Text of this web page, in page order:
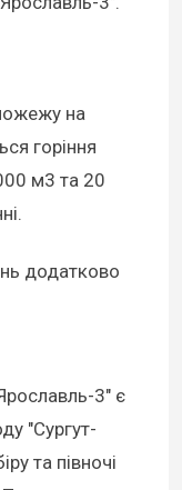
на
горіння
м3 та 20
додатково
3" є
"Сургут-
та півночі